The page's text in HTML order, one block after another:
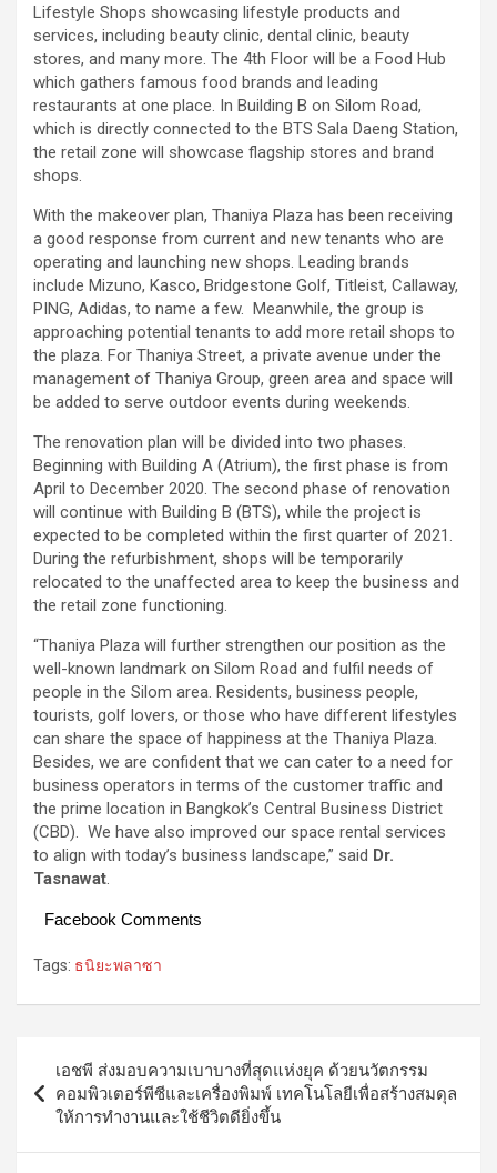
Lifestyle Shops showcasing lifestyle products and
services, including beauty clinic, dental clinic, beauty
stores, and many more. The 4th Floor will be a Food Hub
which gathers famous food brands and leading
restaurants at one place. In Building B on Silom Road,
which is directly connected to the BTS Sala Daeng Station,
the retail zone will showcase flagship stores and brand
shops.
With the makeover plan, Thaniya Plaza has been receiving
a good response from current and new tenants who are
operating and launching new shops. Leading brands
include Mizuno, Kasco, Bridgestone Golf, Titleist, Callaway,
PING, Adidas, to name a few. Meanwhile, the group is
approaching potential tenants to add more retail shops to
the plaza. For Thaniya Street, a private avenue under the
management of Thaniya Group, green area and space will
be added to serve outdoor events during weekends.
The renovation plan will be divided into two phases.
Beginning with Building A (Atrium), the first phase is from
April to December 2020. The second phase of renovation
will continue with Building B (BTS), while the project is
expected to be completed within the first quarter of 2021.
During the refurbishment, shops will be temporarily
relocated to the unaffected area to keep the business and
the retail zone functioning.
“Thaniya Plaza will further strengthen our position as the
well-known landmark on Silom Road and fulfil needs of
people in the Silom area. Residents, business people,
tourists, golf lovers, or those who have different lifestyles
can share the space of happiness at the Thaniya Plaza.
Besides, we are confident that we can cater to a need for
business operators in terms of the customer traffic and
the prime location in Bangkok’s Central Business District
(CBD). We have also improved our space rental services
to align with today’s business landscape,” said Dr.
Tasnawat.
Facebook Comments
Tags: ธนิยะพลาซา
navigation
เอชพี ส่งมอบความเบาบางที่สุดแห่งยุค ด้วยนวัตกรรม
คอมพิวเตอร์พีซีและเครื่องพิมพ์ เทคโนโลยีเพื่อสร้างสมดุล
ให้การทำงานและใช้ชีวิตดียิ่งขึ้น